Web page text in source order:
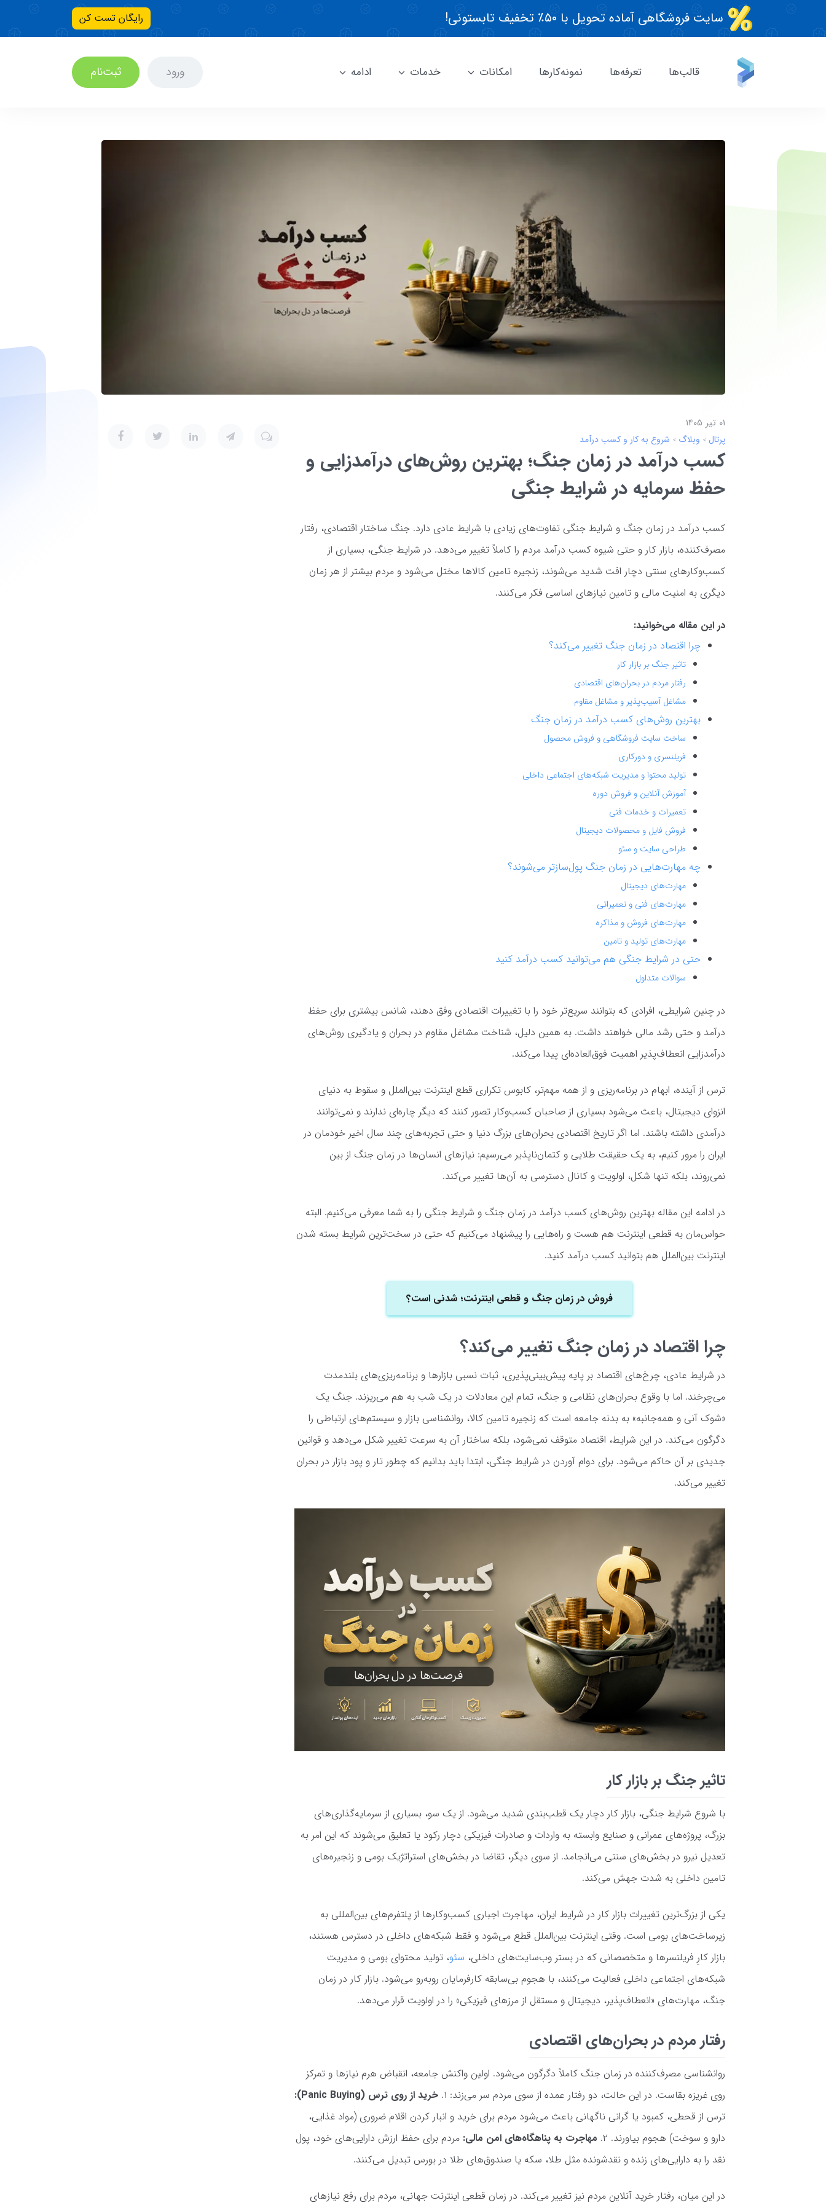
سایت فروشگاهی آماده تحویل با ۵۰٪ تخفیف تابستونی! رایگان تست کن
قالب‌ها تعرفه‌ها نمونه‌کارها امکانات خدمات ادامه ورود ثبت‌نام
01 تير 1405
پرتال وبلاگ شروع به کار و کسب درآمد
کسب درآمد در زمان جنگ؛ بهترین روش‌های درآمدزایی و
حفظ سرمایه در شرایط جنگی
کسب درآمد در زمان جنگ و شرایط جنگی تفاوت‌های زیادی با شرایط عادی دارد. جنگ ساختار اقتصادی، رفتار
مصرف‌کننده، بازار کار و حتی شیوه کسب درآمد مردم را کاملاً تغییر می‌دهد. در شرایط جنگی، بسیاری از
کسب‌وکارهای سنتی دچار افت شدید می‌شوند، زنجیره تامین کالاها مختل می‌شود و مردم بیشتر از هر زمان
دیگری به امنیت مالی و تامین نیازهای اساسی فکر می‌کنند.
در این مقاله می‌خوانید:
چرا اقتصاد در زمان جنگ تغییر می‌کند؟
تاثیر جنگ بر بازار کار
رفتار مردم در بحران‌های اقتصادی
مشاغل آسیب‌پذیر و مشاغل مقاوم
بهترین روش‌های کسب درآمد در زمان جنگ
ساخت سایت فروشگاهی و فروش محصول
فریلنسری و دورکاری
تولید محتوا و مدیریت شبکه‌های اجتماعی داخلی
آموزش آنلاین و فروش دوره
تعمیرات و خدمات فنی
فروش فایل و محصولات دیجیتال
طراحی سایت و سئو
چه مهارت‌هایی در زمان جنگ پول‌سازتر می‌شوند؟
مهارت‌های دیجیتال
مهارت‌های فنی و تعمیراتی
مهارت‌های فروش و مذاکره
مهارت‌های تولید و تامین
حتی در شرایط جنگی هم می‌توانید کسب درآمد کنید
سوالات متداول
در چنین شرایطی، افرادی که بتوانند سریع‌تر خود را با تغییرات اقتصادی وفق دهند، شانس بیشتری برای حفظ
درآمد و حتی رشد مالی خواهند داشت. به همین دلیل، شناخت مشاغل مقاوم در بحران و یادگیری روش‌های
درآمدزایی انعطاف‌پذیر اهمیت فوق‌العاده‌ای پیدا می‌کند.
ترس از آینده، ابهام در برنامه‌ریزی و از همه مهم‌تر، کابوس تکراری قطع اینترنت بین‌الملل و سقوط به دنیای
انزوای دیجیتال، باعث می‌شود بسیاری از صاحبان کسب‌وکار تصور کنند که دیگر چاره‌ای ندارند و نمی‌توانند
درآمدی داشته باشند. اما اگر تاریخ اقتصادی بحران‌های بزرگ دنیا و حتی تجربه‌های چند سال اخیر خودمان در
ایران را مرور کنیم، به یک حقیقت طلایی و کتمان‌ناپذیر می‌رسیم: نیازهای انسان‌ها در زمان جنگ از بین
نمی‌روند، بلکه تنها شکل، اولویت و کانال دسترسی به آن‌ها تغییر می‌کند.
در ادامه این مقاله بهترین روش‌های کسب درآمد در زمان جنگ و شرایط جنگی را به شما معرفی می‌کنیم. البته
حواس‌مان به قطعی اینترنت هم هست و راه‌هایی را پیشنهاد می‌کنیم که حتی در سخت‌ترین شرایط بسته شدن
اینترنت بین‌الملل هم بتوانید کسب درآمد کنید.
فروش در زمان جنگ و قطعی اینترنت؛ شدنی است؟
چرا اقتصاد در زمان جنگ تغییر می‌کند؟
در شرایط عادی، چرخ‌های اقتصاد بر پایه پیش‌بینی‌پذیری، ثبات نسبی بازارها و برنامه‌ریزی‌های بلندمدت
می‌چرخند. اما با وقوع بحران‌های نظامی و جنگ، تمام این معادلات در یک شب به هم می‌ریزند. جنگ یک
«شوک آنی و همه‌جانبه» به بدنه جامعه است که زنجیره تامین کالا، روانشناسی بازار و سیستم‌های ارتباطی را
دگرگون می‌کند. در این شرایط، اقتصاد متوقف نمی‌شود، بلکه ساختار آن به سرعت تغییر شکل می‌دهد و قوانین
جدیدی بر آن حاکم می‌شود. برای دوام آوردن در شرایط جنگی، ابتدا باید بدانیم که چطور تار و پود بازار در بحران
تغییر می‌کند.
تاثیر جنگ بر بازار کار
با شروع شرایط جنگی، بازار کار دچار یک قطب‌بندی شدید می‌شود. از یک سو، بسیاری از سرمایه‌گذاری‌های
بزرگ، پروژه‌های عمرانی و صنایع وابسته به واردات و صادرات فیزیکی دچار رکود یا تعلیق می‌شوند که این امر به
تعدیل نیرو در بخش‌های سنتی می‌انجامد. از سوی دیگر، تقاضا در بخش‌های استراتژیک بومی و زنجیره‌های
تامین داخلی به شدت جهش می‌کند.
یکی از بزرگ‌ترین تغییرات بازار کار در شرایط ایران، مهاجرت اجباری کسب‌وکارها از پلتفرم‌های بین‌المللی به
زیرساخت‌های بومی است. وقتی اینترنت بین‌الملل قطع می‌شود و فقط شبکه‌های داخلی در دسترس هستند،
بازار کارِ فریلنسرها و متخصصانی که در بستر وب‌سایت‌های داخلی، سئو، تولید محتوای بومی و مدیریت
شبکه‌های اجتماعی داخلی فعالیت می‌کنند، با هجوم بی‌سابقه کارفرمایان روبه‌رو می‌شود. بازار کار در زمان
جنگ، مهارت‌های «انعطاف‌پذیر، دیجیتال و مستقل از مرزهای فیزیکی» را در اولویت قرار می‌دهد.
رفتار مردم در بحران‌های اقتصادی
روانشناسی مصرف‌کننده در زمان جنگ کاملاً دگرگون می‌شود. اولین واکنش جامعه، انقباض هرم نیازها و تمرکز
روی غریزه بقاست. در این حالت، دو رفتار عمده از سوی مردم سر می‌زند: ۱.
خرید از روی ترس (Panic Buying):
ترس از قحطی، کمبود یا گرانی ناگهانی باعث می‌شود مردم برای خرید و انبار کردن اقلام ضروری (مواد غذایی،
دارو و سوخت) هجوم بیاورند. ۲.
مهاجرت به پناهگاه‌های امن مالی: مردم برای حفظ ارزش دارایی‌های خود، پول
نقد را به دارایی‌های زنده و نقدشونده مثل طلا، سکه یا صندوق‌های طلا در بورس تبدیل می‌کنند.
در این میان، رفتار خرید آنلاین مردم نیز تغییر می‌کند. در زمان قطعی اینترنت جهانی، مردم برای رفع نیازهای